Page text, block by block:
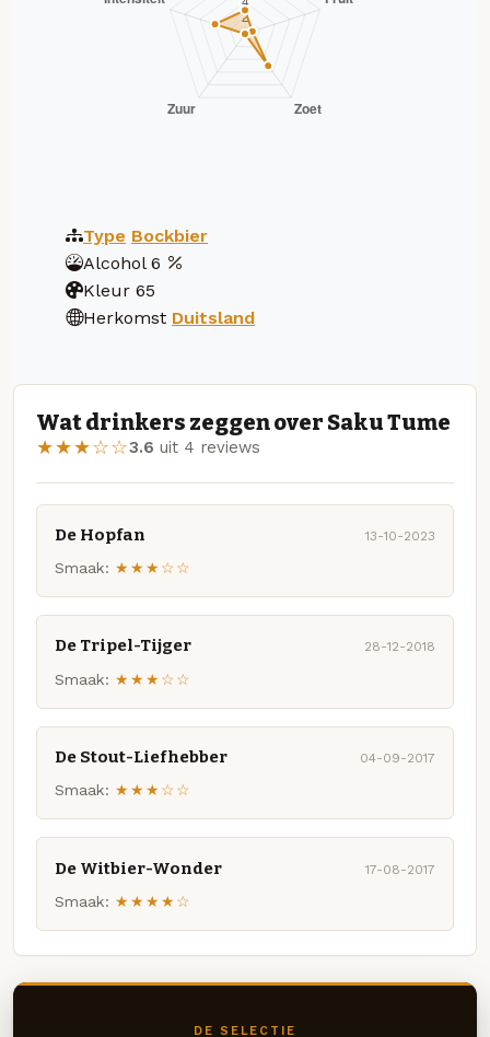
Type Bockbier
Alcohol 6
Kleur 65
Herkomst Duitsland
Wat drinkers zeggen over Saku Tume
★★★☆☆3.6 uit 4 reviews
De Hopfan 13-10-2023
Smaak: ★★★☆☆
De Tripel-Tijger 28-12-2018
Smaak: ★★★☆☆
De Stout-Liefhebber 04-09-2017
Smaak: ★★★☆☆
De Witbier-Wonder 17-08-2017
Smaak: ★★★★☆
DE SELECTIE